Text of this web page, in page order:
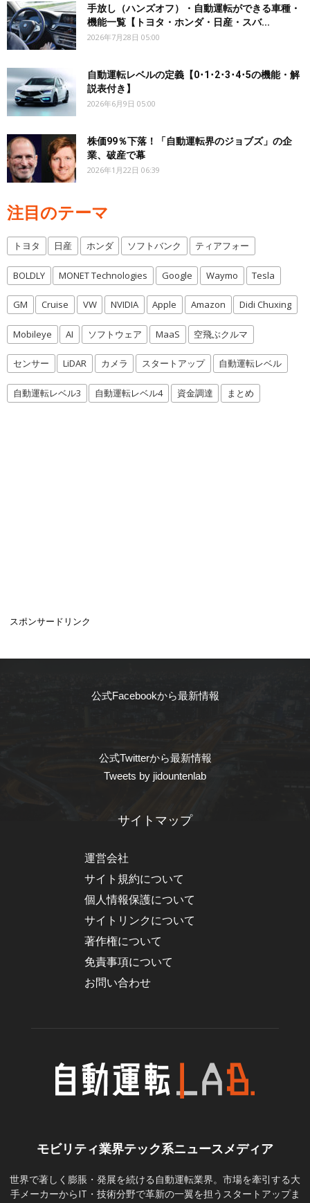
手放し（ハンズオフ）・自動運転ができる車種・
機能一覧【トヨタ・ホンダ・日産・スバ...
2026年7月28日 05:00
自動運転レベルの定義【0･1･2･3･4･5の機能・解
説表付き】
2026年6月9日 05:00
株価99％下落！「自動運転界のジョブズ」の企
業、破産で幕
2026年1月22日 06:39
注目のテーマ
トヨタ 日産 ホンダ ソフトバンク ティアフォー
BOLDLY MONET Technologies Google Waymo Tesla
GM Cruise VW NVIDIA Apple Amazon Didi Chuxing
Mobileye AI ソフトウェア MaaS 空飛ぶクルマ
センサー LiDAR カメラ スタートアップ 自動運転レベル
自動運転レベル3 自動運転レベル4 資金調達 まとめ
スポンサードリンク
公式Facebookから最新情報
公式Twitterから最新情報
Tweets by jidountenlab
サイトマップ
運営会社
サイト規約について
個人情報保護について
サイトリンクについて
著作権について
免責事項について
お問い合わせ
モビリティ業界テック系ニュースメディア
世界で著しく膨脹・発展を続ける自動運転業界。市場を牽引する大
手メーカーからIT・技術分野で革新の一翼を担うスタートアップま